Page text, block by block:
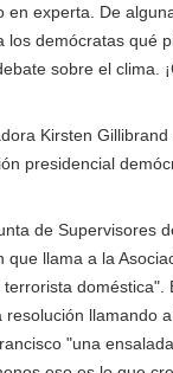
en experta. De
los demócratas qué
sobre el clima.
Kirsten
presidencial
de Supervisores
que llama a la
doméstica".
resolución llamando
"una